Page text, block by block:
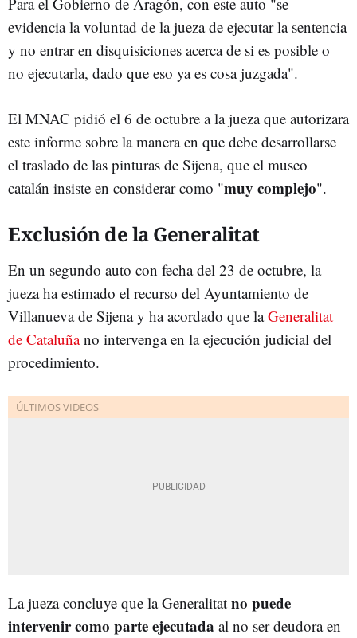
evidencia la voluntad de la jueza de ejecutar la sentencia
y no entrar en disquisiciones acerca de si es posible o
no ejecutarla, dado que eso ya es cosa juzgada".
El MNAC pidió el 6 de octubre a la jueza que autorizara
este informe sobre la manera en que debe desarrollarse
el traslado de las pinturas de Sijena, que el museo
catalán insiste en considerar como "muy complejo".
Exclusión de la Generalitat
En un segundo auto con fecha del 23 de octubre, la
jueza ha estimado el recurso del Ayuntamiento de
Villanueva de Sijena y ha acordado que laGeneralitat
de Cataluñano intervenga en la ejecución judicial del
procedimiento.
La jueza concluye que la Generalitat no puede
intervenir como parte ejecutada al no ser deudora en